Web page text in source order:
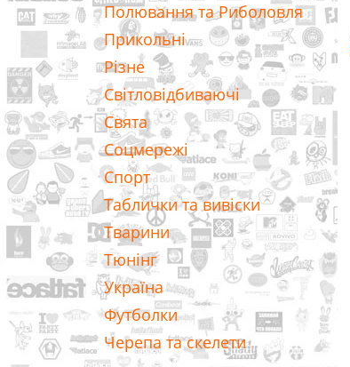
Полювання та Риболовля
Прикольні
Різне
Світловідбиваючі
Свята
Соцмережі
Спорт
Таблички та вивіски
Тварини
Тюнінг
Україна
Футболки
Черепа та скелети